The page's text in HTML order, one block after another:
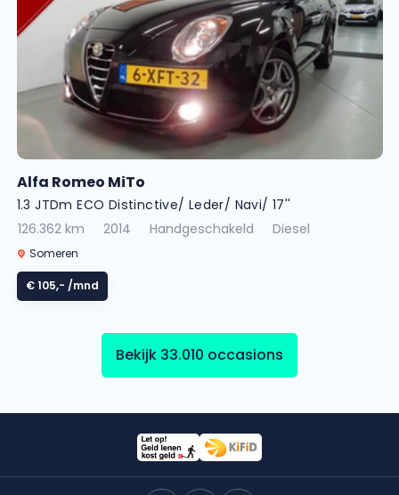
Alfa Romeo MiTo
1.3 JTDm ECO Distinctive/ Leder/ Navi/ 17''
126.362 km
2014 Handgeschakeld Diesel
Someren
€ 105,- /mnd
Bekijk 33.010 occasions